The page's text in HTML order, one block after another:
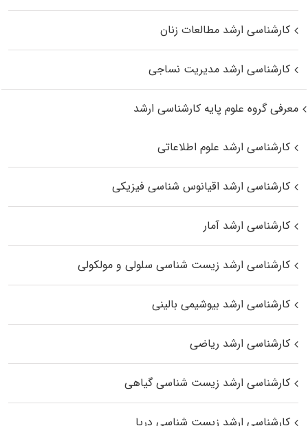
کارشناسی ارشد مطالعات زنان
کارشناسی ارشد مدیریت نساجی
معرفی گروه علوم پایه کارشناسی ارشد
کارشناسی ارشد علوم اطلاعاتی
کارشناسی ارشد اقیانوس‌ شناسی فیزیکی
کارشناسی ارشد آمار
کارشناسی ارشد زیست شناسی سلولی و مولکولی
کارشناسی ارشد بیوشیمی بالینی
کارشناسی ارشد ریاضی
کارشناسی ارشد زیست‌ شناسی گیاهی
کارشناسی ارشد زیست‌ شناسی دریا